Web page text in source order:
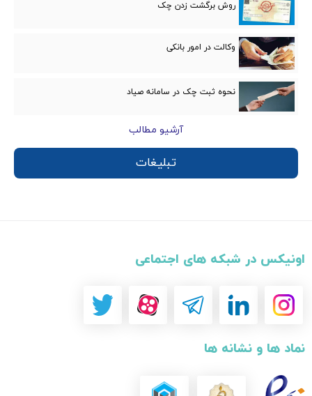
روش برگشت زدن چک
وکالت در امور بانكی
نحوه ثبت چک در سامانه صیاد
آرشیو مطالب
تبلیغات
اونیکس در شبکه های اجتماعی
نماد ها و نشانه ها